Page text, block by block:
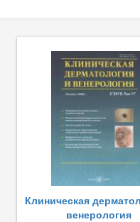
Клиническая
венерология